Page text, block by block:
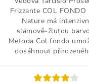
Frizzante COL FONDO
Nature má
slámově-žlutou
Metoda Col fondo
dosáhnout